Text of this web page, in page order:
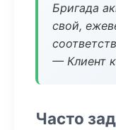
Бригада
свой,
— Клиент
Часто